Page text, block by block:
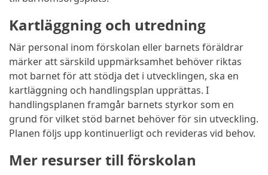
Kartläggning och utredning
När personal inom förskolan eller barnets föräldrar
märker att särskild uppmärksamhet behöver riktas
mot barnet för att stödja det i utvecklingen, ska en
kartläggning och handlingsplan upprättas. I
handlingsplanen framgår barnets styrkor som en
grund för vilket stöd barnet behöver för sin utveckling.
Planen följs upp kontinuerligt och revideras vid behov.
Mer resurser till förskolan